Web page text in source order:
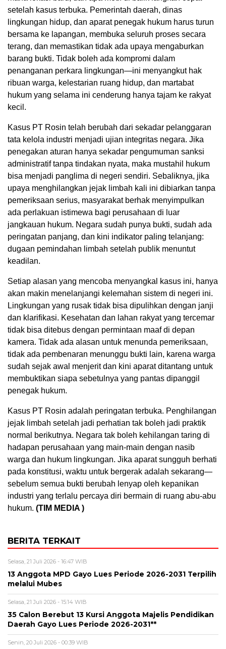
setelah kasus terbuka. Pemerintah daerah, dinas
lingkungan hidup, dan aparat penegak hukum harus turun
bersama ke lapangan, membuka seluruh proses secara
terang, dan memastikan tidak ada upaya mengaburkan
barang bukti. Tidak boleh ada kompromi dalam
penanganan perkara lingkungan—ini menyangkut hak
ribuan warga, kelestarian ruang hidup, dan martabat
hukum yang selama ini cenderung hanya tajam ke rakyat
kecil.
Kasus PT Rosin telah berubah dari sekadar pelanggaran
tata kelola industri menjadi ujian integritas negara. Jika
penegakan aturan hanya sekadar pengumuman sanksi
administratif tanpa tindakan nyata, maka mustahil hukum
bisa menjadi panglima di negeri sendiri. Sebaliknya, jika
upaya menghilangkan jejak limbah kali ini dibiarkan tanpa
pemeriksaan serius, masyarakat berhak menyimpulkan
ada perlakuan istimewa bagi perusahaan di luar
jangkauan hukum. Negara sudah punya bukti, sudah ada
peringatan panjang, dan kini indikator paling telanjang:
dugaan pemindahan limbah setelah publik menuntut
keadilan.
Setiap alasan yang mencoba menyangkal kasus ini, hanya
akan makin menelanjangi kelemahan sistem di negeri ini.
Lingkungan yang rusak tidak bisa dipulihkan dengan janji
dan klarifikasi. Kesehatan dan lahan rakyat yang tercemar
tidak bisa ditebus dengan permintaan maaf di depan
kamera. Tidak ada alasan untuk menunda pemeriksaan,
tidak ada pembenaran menunggu bukti lain, karena warga
sudah sejak awal menjerit dan kini aparat ditantang untuk
membuktikan siapa sebetulnya yang pantas dipanggil
penegak hukum.
Kasus PT Rosin adalah peringatan terbuka. Penghilangan
jejak limbah setelah jadi perhatian tak boleh jadi praktik
normal berikutnya. Negara tak boleh kehilangan taring di
hadapan perusahaan yang main-main dengan nasib
warga dan hukum lingkungan. Jika aparat sungguh berhati
pada konstitusi, waktu untuk bergerak adalah sekarang—
sebelum semua bukti berubah lenyap oleh kepanikan
industri yang terlalu percaya diri bermain di ruang abu-abu
hukum. (TIM MEDIA )
BERITA TERKAIT
Selasa, 21 Juli 2026 - 16:47 WIB
13 Anggota MPD Gayo Lues Periode 2026-2031 Terpilih
melalui Mubes
Selasa, 21 Juli 2026 - 15:14 WIB
35 Calon Berebut 13 Kursi Anggota Majelis Pendidikan
Daerah Gayo Lues Periode 2026-2031**
Senin, 20 Juli 2026 - 00:39 WIB